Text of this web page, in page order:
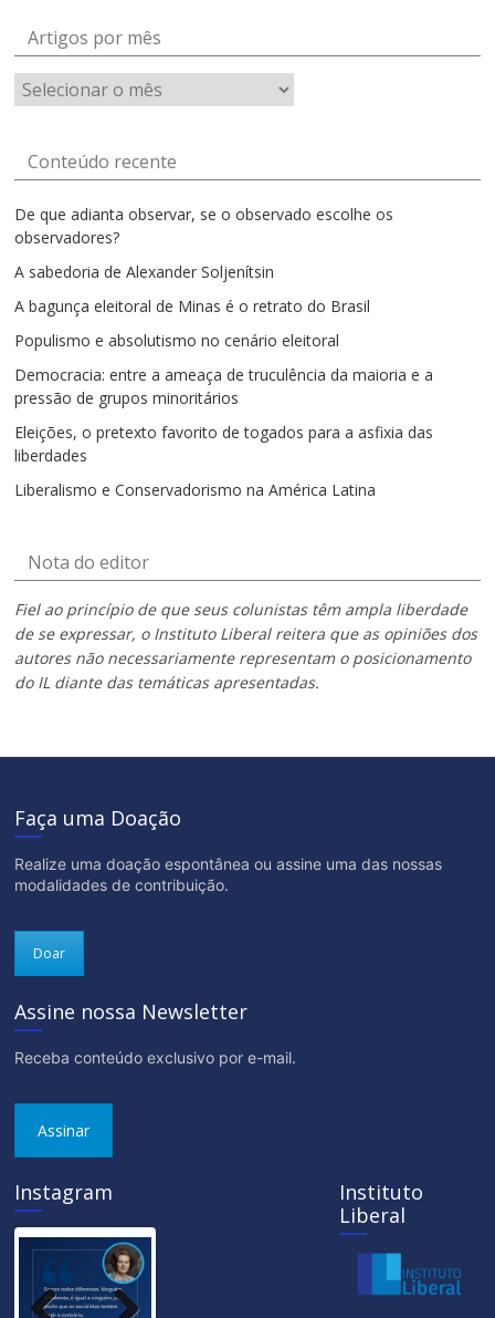
Artigos por mês
Artigos
por
Conteúdo recente
De que adianta observar, se o observado escolhe os
observadores?
A sabedoria de Alexander Soljenítsin
A bagunça eleitoral de Minas é o retrato do Brasil
Populismo e absolutismo no cenário eleitoral
Democracia: entre a ameaça de truculência da maioria e a
pressão de grupos minoritários
Eleições, o pretexto favorito de togados para a asfixia das
liberdades
Liberalismo e Conservadorismo na América Latina
Nota do editor
Fiel ao princípio de que seus colunistas têm ampla liberdade
de se expressar, o Instituto Liberal reitera que as opiniões dos
autores não necessariamente representam o posicionamento
do IL diante das temáticas apresentadas.
Faça uma Doação
Realize uma doação espontânea ou assine uma das nossas
modalidades de contribuição.
Doar
Assine nossa Newsletter
Receba conteúdo exclusivo por e-mail.
Assinar
Instagram
Instituto
Liberal